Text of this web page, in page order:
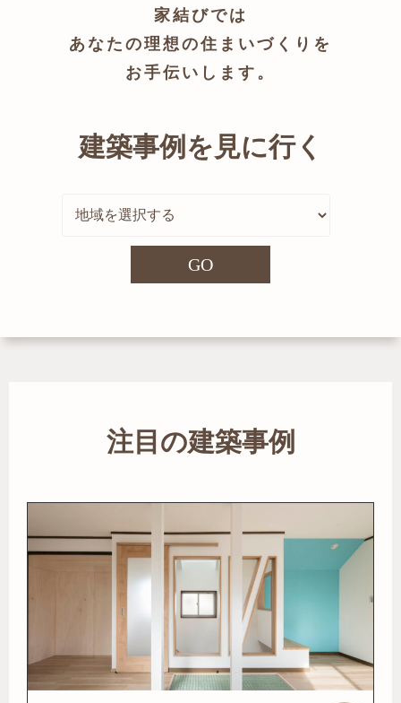
家結びでは
あなたの理想の住まいづくりを
お手伝いします。
建築事例を見に行く
GO
注目の建築事例